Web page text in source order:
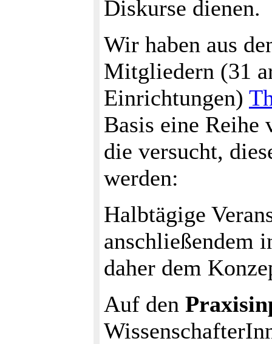
Diskurse dienen.
Wir haben aus
Mitgliedern (31
Einrichtungen)
Basis eine Reihe
die versucht,
werden:
Halbtägige
anschließendem
daher dem
Auf den